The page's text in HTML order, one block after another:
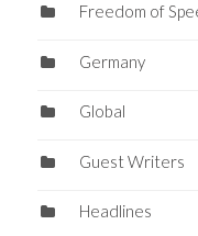
Freedom of
Germany
Global
Guest Writers
Headlines